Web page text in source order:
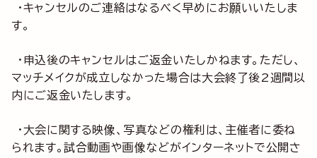
・キャンセルのご連絡はなるべく早めにお願いいたしま
す。
・申込後のキャンセルはご返金いたしかねます。ただし、
マッチメイクが成立しなかった場合は大会終了後2週間以
内にご返金いたします。
・大会に関する映像、写真などの権利は、主催者に委ね
られます。試合動画や画像などがインターネットで公開さ